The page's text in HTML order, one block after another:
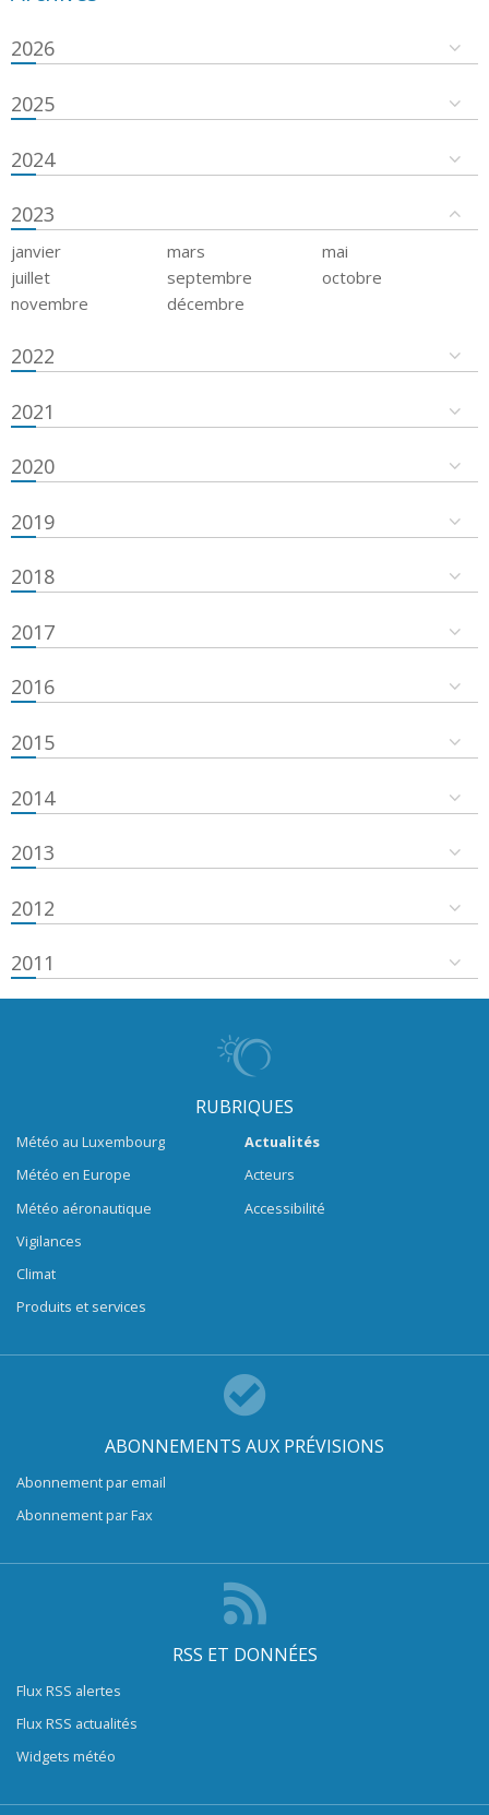
2026
2025
2024
2023
janvier mars
mai
juillet
septembre
octobre
novembre
décembre
2022
2021
2020
2019
2018
2017
2016
2015
2014
2013
2012
2011
RUBRIQUES
Météo au Luxembourg
Météo en Europe
Météo aéronautique
Vigilances
Climat
Produits et services
Actualités
Acteurs
Accessibilité
ABONNEMENTS AUX PRÉVISIONS
Abonnement par email
Abonnement par Fax
RSS ET DONNÉES
Flux RSS alertes
Flux RSS actualités
Widgets météo